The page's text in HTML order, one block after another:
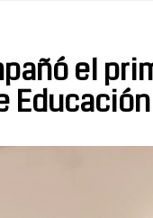
el
Educación